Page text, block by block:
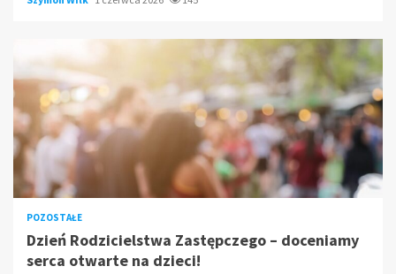
POZOSTAŁE
Dzień Rodzicielstwa Zastępczego – doceniamy
serca otwarte na dzieci!